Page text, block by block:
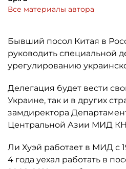
Все материалы автора
Бывший посол Китая в
руководить специальной
урегулированию
Делегация будет вести
Украине, так и в других
замдиректора
Центральной Азии МИД
Ли Хуэй работает в МИД с
4 года уехал работать в